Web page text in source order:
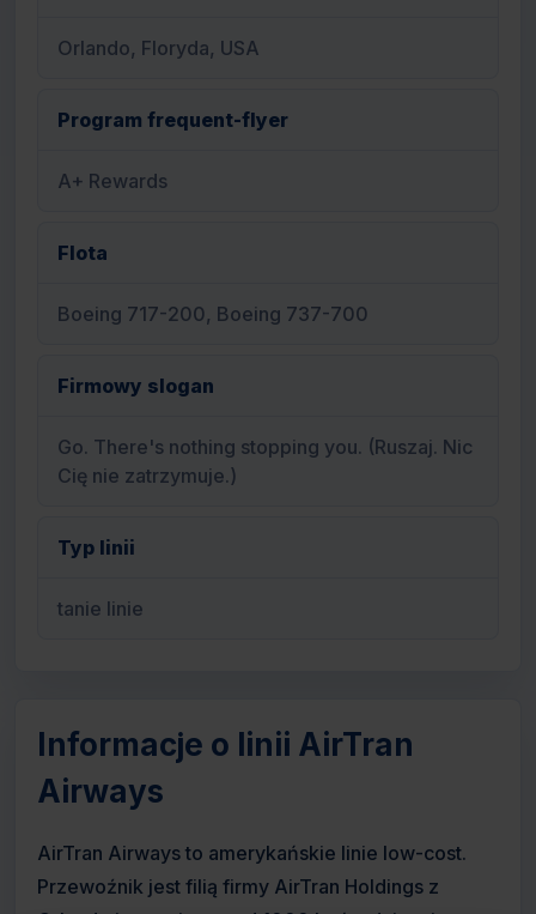
Orlando, Floryda, USA
Program frequent-flyer
A+ Rewards
Flota
Boeing 717-200, Boeing 737-700
Firmowy slogan
Go. There's nothing stopping you. (Ruszaj. Nic
Cię nie zatrzymuje.)
Typ linii
tanie linie
Informacje o linii AirTran
Airways
AirTran Airways to amerykańskie linie low-cost.
Przewoźnik jest filią firmy AirTran Holdings z